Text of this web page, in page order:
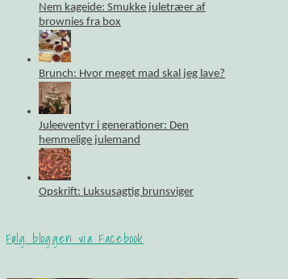
Nem kageide: Smukke juletræer af
brownies fra box
Brunch: Hvor meget mad skal jeg lave?
Juleeventyr i generationer: Den
hemmelige julemand
Opskrift: Luksusagtig brunsviger
Følg bloggen via Facebook